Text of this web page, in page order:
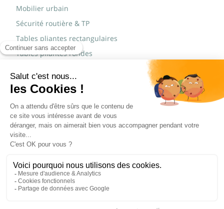
Mobilier urbain
Sécurité routière & TP
Tables pliantes rectangulaires
Tables pliantes rondes
Marques
JAD Groupe
Procity®
© Copyright 2015 - 2026,